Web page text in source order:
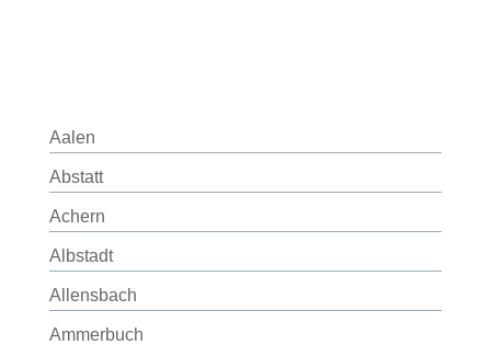
Aalen
Abstatt
Achern
Albstadt
Allensbach
Ammerbuch